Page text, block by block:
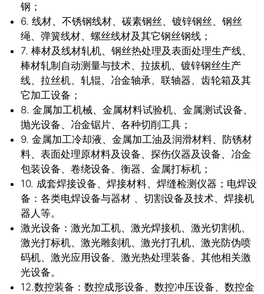
钢；
6. 线材、不锈钢线材、碳素钢丝、镀锌钢丝、钢丝
绳、弹簧线材、螺丝线材及其它钢丝钢线；
7. 棒材及线材轧机、钢丝热处理及表面处理生产线、
棒材轧制自动测量与技术、拉拔机、镀锌钢丝生产
线、拉丝机、轧辊、冶金轴承、联轴器、齿轮箱及其
它加工设备；
8. 金属加工机械、金属材料试验机、金属测试设备、
抛光设备、冶金锯片、各种切削工具；
9. 金属加工冷却液、金属加工油及润滑材料、防锈材
料、表面处理原材料及设备、探伤仪器及设备、冶金
包装设备、卷绕设备、衡器、金属打标机；
10. 成套焊接设备、焊接材料、焊缝检测仪器；电焊设
备：各类电焊设备与器材 、切割设备及技术、焊接机
器人等。
激光设备：激光加工机、激光焊接机、激光切割机、
激光打标机、激光雕刻机、激光打孔机、激光防伪喷
码机、激光应用设备、激光热处理装备、其他相关激
光设备。
12.数控装备：数控成形设备、数控冲压设备、数控金
推广链接：